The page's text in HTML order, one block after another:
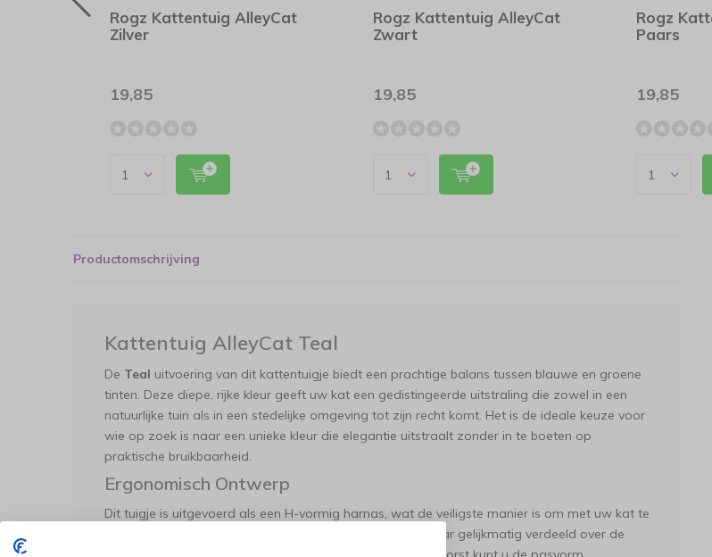
Rogz Kattentuig AlleyCat
Zilver
19,85
Rogz Kattentuig AlleyCat
Zwart
19,85
Rogz
Paars
19,85
Productomschrijving
Kattentuig AlleyCat Teal
De Teal uitvoering van dit kattentuigje biedt een prachtige balans tussen blauwe en groene
tinten. Deze diepe, rijke kleur geeft uw kat een gedistingeerde uitstraling die zowel in een
natuurlijke tuin als in een stedelijke omgeving tot zijn recht komt. Het is de ideale keuze voor
wie op zoek is naar een unieke kleur die elegantie uitstraalt zonder in te boeten op
praktische bruikbaarheid.
Ergonomisch Ontwerp
Dit tuigje is uitgevoerd als een H-vormig harnas, wat de veiligste manier is om met uw kat te
wandelen. De druk wordt niet op de nek uitgeoefend, maar gelijkmatig verdeeld over de